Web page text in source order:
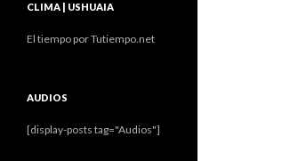
CLIMA | USHUAIA
El tiempo por Tutiempo.net
AUDIOS
[display-posts tag="Audios"]